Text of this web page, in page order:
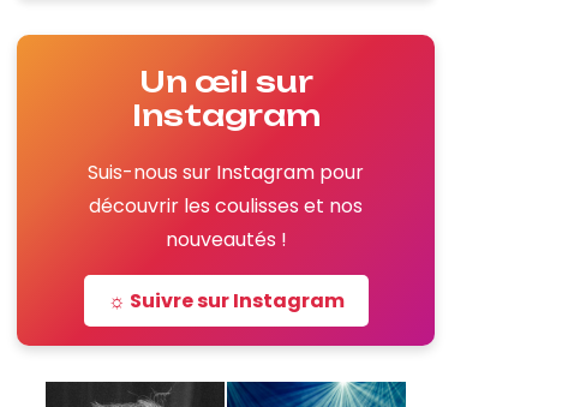
Un œil sur
Instagram
Suis-nous sur Instagram pour
découvrir les coulisses et nos
nouveautés !
☼ Suivre sur Instagram